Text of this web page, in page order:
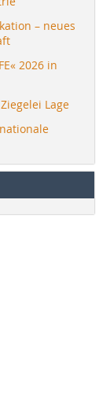
– neues
2026 in
Lage